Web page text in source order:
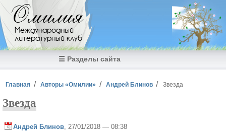
Перейти к основному содержанию
Омилия
Международный
литературный клуб
☰ Разделы сайта
Вы здесь
Главная Авторы «Омилии» Андрей Блинов Звезда
Звезда
Андрей Блинов , 27/01/2018 — 08:38